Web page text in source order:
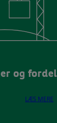
og
LÆS MERE